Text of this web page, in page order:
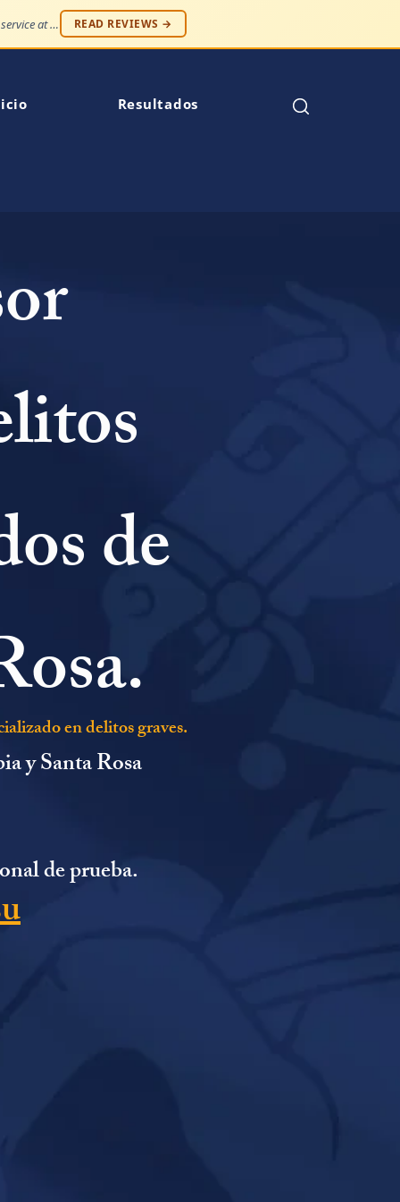
"Professionalism and compassion, without being judged. Best service at an affordable price." READ REVIEWS →
Resultados
de
en delitos graves.
y Santa Rosa
de prueba.